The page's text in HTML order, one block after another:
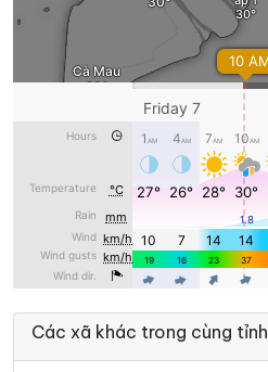
Các xã khác trong cùng tỉnh